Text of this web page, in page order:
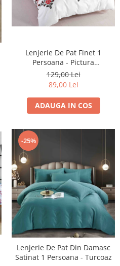
Lenjerie De Pat Finet 1
Persoana - Pictura
Traditionala
129,00 Lei
89,00 Lei
ADAUGA IN COS
-25%
Lenjerie De Pat Din Damasc
Satinat 1 Persoana - Turcoaz